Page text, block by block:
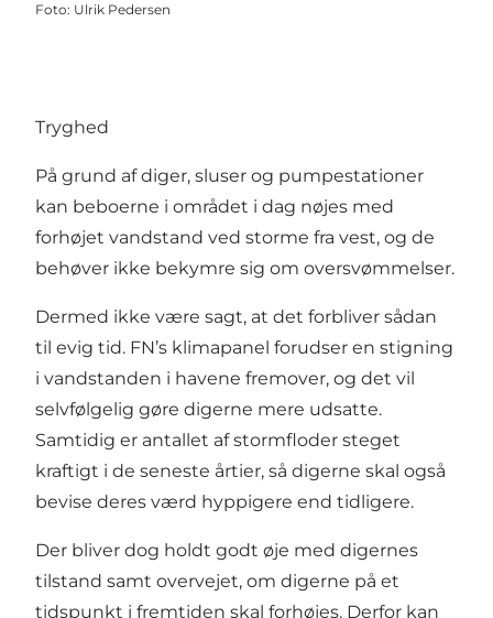
Foto: Ulrik Pedersen
Tryghed
På grund af diger, sluser og pumpestationer
kan beboerne i området i dag nøjes med
forhøjet vandstand ved storme fra vest, og de
behøver ikke bekymre sig om oversvømmelser.
Dermed ikke være sagt, at det forbliver sådan
til evig tid. FN’s klimapanel forudser en stigning
i vandstanden i havene fremover, og det vil
selvfølgelig gøre digerne mere udsatte.
Samtidig er antallet af stormfloder steget
kraftigt i de seneste årtier, så digerne skal også
bevise deres værd hyppigere end tidligere.
Der bliver dog holdt godt øje med digernes
tilstand samt overvejet, om digerne på et
tidspunkt i fremtiden skal forhøjes. Derfor kan